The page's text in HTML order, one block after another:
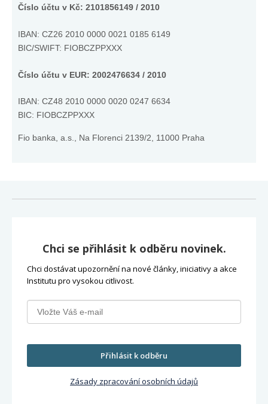
Číslo účtu v Kč: 2101856149 / 2010
IBAN: CZ26 2010 0000 0021 0185 6149
BIC/SWIFT: FIOBCZPPXXX
Číslo účtu v EUR: 2002476634 / 2010
IBAN: CZ48 2010 0000 0020 0247 6634
BIC: FIOBCZPPXXX
Fio banka, a.s., Na Florenci 2139/2, 11000 Praha
Chci se přihlásit k odběru novinek.
Chci dostávat upozornění na nové články, iniciativy a akce
Institutu pro vysokou citlivost.
Přihlásit k odběru
Zásady zpracování osobních údajů